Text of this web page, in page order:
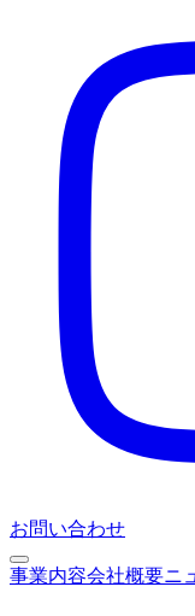
お問い合わせ
事業内容会社概要ニ